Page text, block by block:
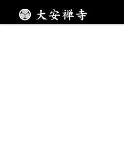
思いっきり笑